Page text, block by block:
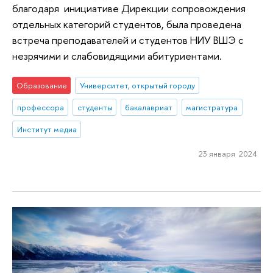
благодаря инициативе Дирекции сопровождения
отдельных категорий студентов, была проведена
встреча преподавателей и студентов НИУ ВШЭ с
незрячими и слабовидящими абитуриентами.
Образование
Университет, открытый городу
профессора
студенты бакалавриат
магистратура
Институт медиа
23 января 2024